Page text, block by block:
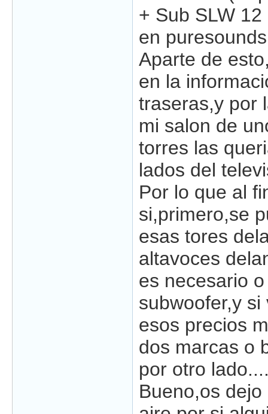
+ Sub SLW 12
en
Aparte de
en la
traseras,y por
mi salon de
torres las
lados del
Por lo que al
si,primero,se
esas tores
altavoces
es necesario
subwoofer,y
esos precios
dos marcas o
por otro
Bueno,os